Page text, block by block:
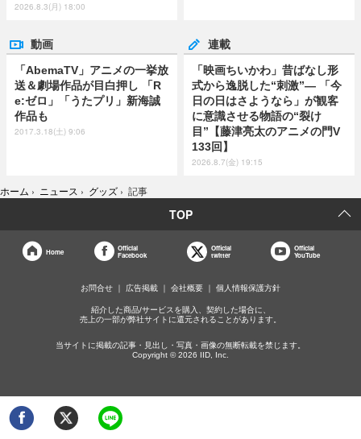
2026.8.3(月) 18:00
動画
「AbemaTV」アニメの一挙放
送＆劇場作品が目白押し 「R
e:ゼロ」「うたプリ」新海誠
作品も
2017.3.18(土) 9:06
連載
「映画ちいかわ」昔ばなし形
式から逸脱した“刺激”― 「今
日の日はさようなら」が観客
に意識させる物語の“裂け
目”【藤津亮太のアニメの門V
133回】
2026.8.7(金) 19:15
ホーム › ニュース › グッズ › 記事
TOP
Home
Official
Facebook
Official
twitter
Official
YouTube
お問合せ 広告掲載 会社概要 個人情報保護方針
紹介した商品/サービスを購入、契約した場合に、
売上の一部が弊社サイトに還元されることがあります。
当サイトに掲載の記事・見出し・写真・画像の無断転載を禁じます。
Copyright © 2026 IID, Inc.